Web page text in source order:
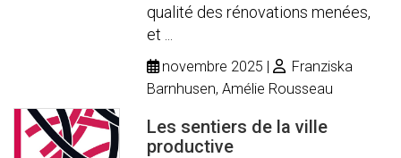
qualité des rénovations menées,
et ...
novembre 2025
Franziska
Barnhusen, Amélie Rousseau
Les sentiers de la ville
productive